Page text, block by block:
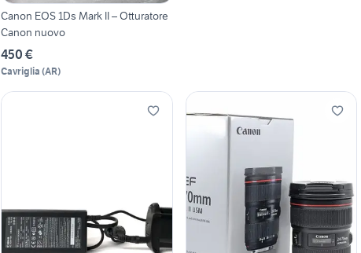
Canon EOS 1Ds Mark II – Otturatore
Canon nuovo
450 €
Cavriglia (AR)